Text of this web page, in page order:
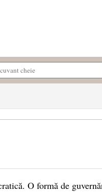
O formă de